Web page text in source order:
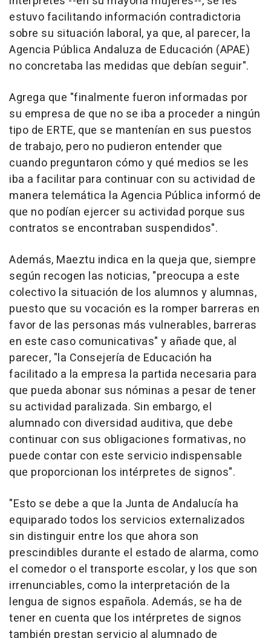
estuvo facilitando información contradictoria
sobre su situación laboral, ya que, al parecer, la
Agencia Pública Andaluza de Educación (APAE)
no concretaba las medidas que debían seguir".
Agrega que "finalmente fueron informadas por
su empresa de que no se iba a proceder a ningún
tipo de ERTE, que se mantenían en sus puestos
de trabajo, pero no pudieron entender que
cuando preguntaron cómo y qué medios se les
iba a facilitar para continuar con su actividad de
manera telemática la Agencia Pública informó de
que no podían ejercer su actividad porque sus
contratos se encontraban suspendidos".
Además, Maeztu indica en la queja que, siempre
según recogen las noticias, "preocupa a este
colectivo la situación de los alumnos y alumnas,
puesto que su vocación es la romper barreras en
favor de las personas más vulnerables, barreras
en este caso comunicativas" y añade que, al
parecer, "la Consejería de Educación ha
facilitado a la empresa la partida necesaria para
que pueda abonar sus nóminas a pesar de tener
su actividad paralizada. Sin embargo, el
alumnado con diversidad auditiva, que debe
continuar con sus obligaciones formativas, no
puede contar con este servicio indispensable
que proporcionan los intérpretes de signos".
"Esto se debe a que la Junta de Andalucía ha
equiparado todos los servicios externalizados
sin distinguir entre los que ahora son
prescindibles durante el estado de alarma, como
el comedor o el transporte escolar, y los que son
irrenunciables, como la interpretación de la
lengua de signos española. Además, se ha de
tener en cuenta que los intérpretes de signos